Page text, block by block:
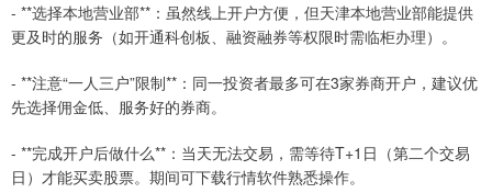
- **选择本地营业部**：虽然线上开户方便，但天津本地营业部能提供
更及时的服务（如开通科创板、融资融券等权限时需临柜办理）。
- **注意“一人三户”限制**：同一投资者最多可在3家券商开户，建议优
先选择佣金低、服务好的券商。
- **完成开户后做什么**：当天无法交易，需等待T+1日（第二个交易
日）才能买卖股票。期间可下载行情软件熟悉操作。